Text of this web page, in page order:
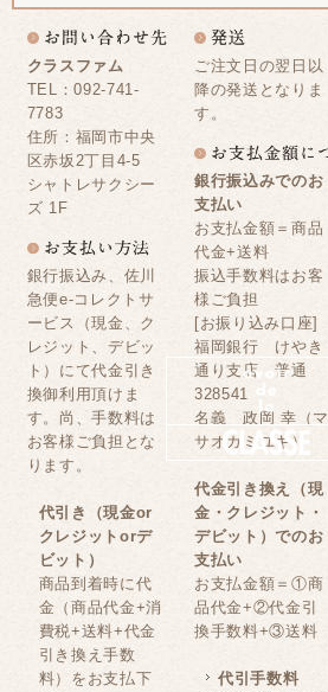
クラスファム
TEL：092-741-
7783
住所：福岡市中央
区赤坂2丁目4-5
シャトレサクシー
ズ 1F
銀行振込み、佐川
急便e-コレクトサ
ービス（現金、ク
レジット、デビッ
ト）にて代金引き
換御利用頂けま
す。尚、手数料は
お客様ご負担とな
ります。
代引き（現金or
クレジットorデ
ビット）
商品到着時に代
金（商品代金+消
費税+送料+代金
引き換え手数
料）をお支払下
ご注文日の翌日以
降の発送となりま
す。
銀行振込みでのお
支払い
お支払金額＝商品
代金+送料
振込手数料はお客
様ご負担
[お振り込み口座]
福岡銀行 けやき
通り支店 普通
328541
名義 政岡 幸（マ
サオカミユキ）
代金引き換え（現
金・クレジット・
デビット）でのお
支払い
お支払金額＝①商
品代金+②代金引
換手数料+③送料
代引手数料